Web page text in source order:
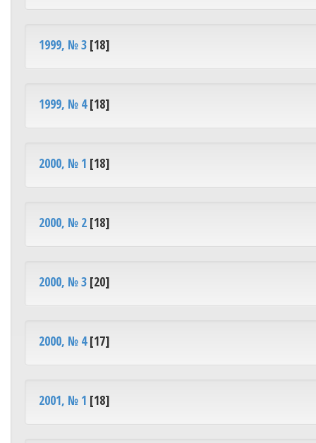
1999, № 3 [18]
1999, № 4[18]
2000, № 1 [18]
2000, № 2 [18]
2000, № 3 [20]
2000, № 4[17]
2001, № 1 [18]